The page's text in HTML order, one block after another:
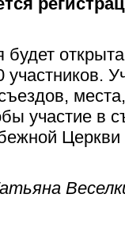
будет
участников.
участие в
Церкви